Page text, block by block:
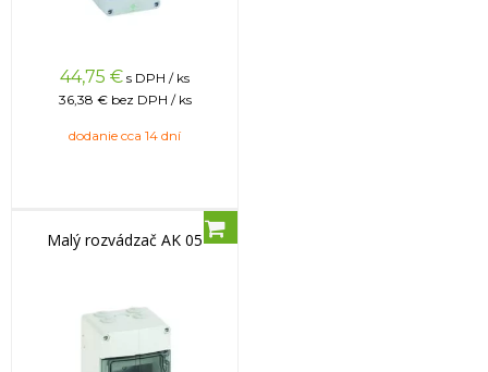
44,75 € s DPH / ks
36,38 € bez DPH / ks
dodanie cca 14 dní
Malý rozvádzač AK 05